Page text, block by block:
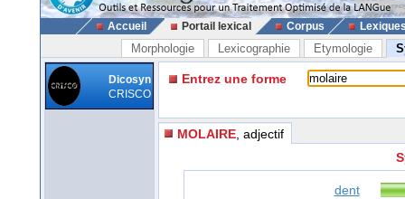
Accueil Portail lexical Corpus
Morphologie Lexicographie Etymologie
Dicosyn
CRISCO
Entrez une forme
MOLAIRE , adjectif
dent